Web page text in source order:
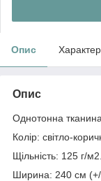
Опис
Опис
Однотонна тканина
Колір: світло-
Щільність: 125 г/м2.
Ширина: 240 см